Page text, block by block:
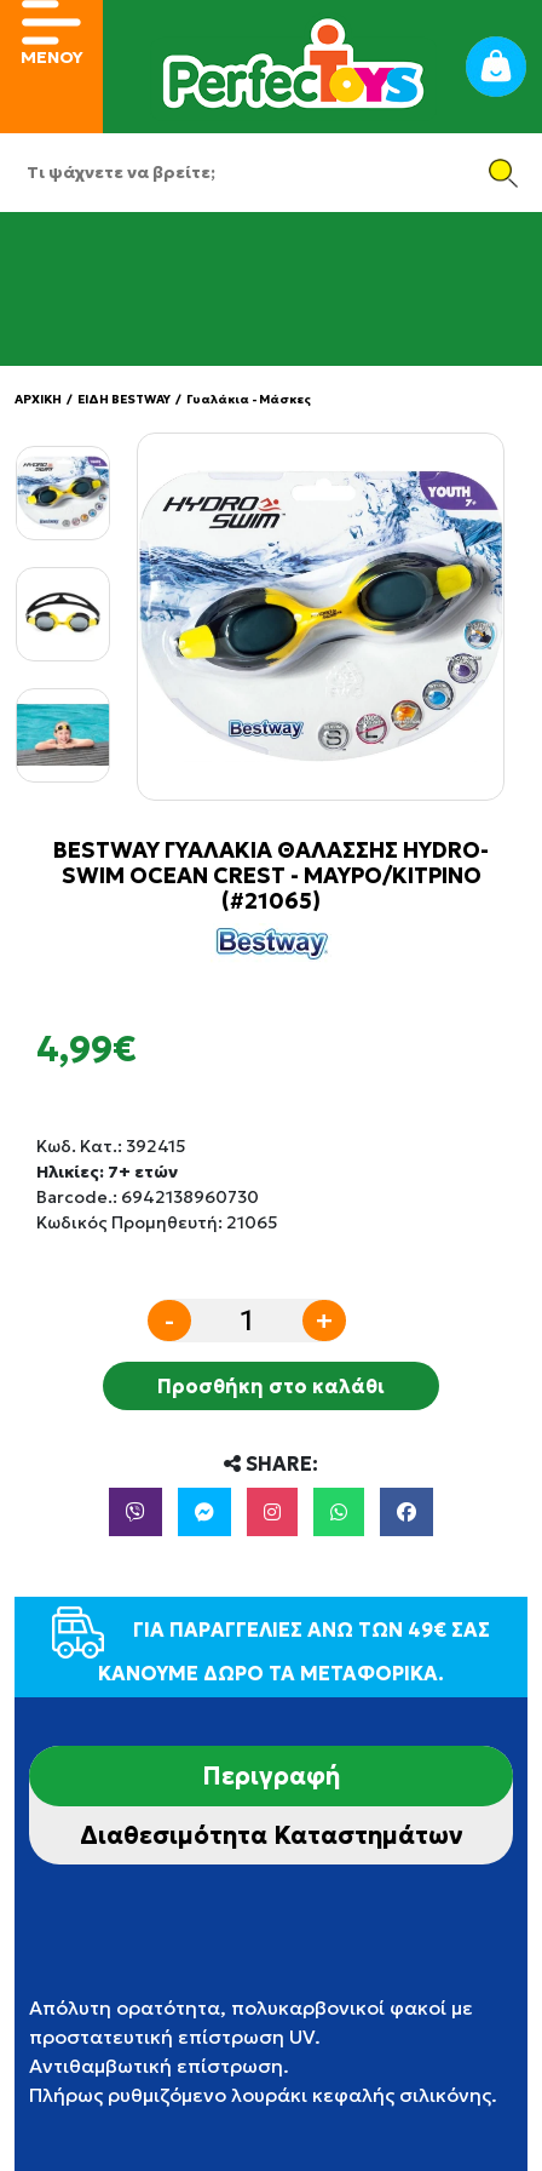
ΜΕΝΟΥ
ΑΡΧΙΚΗ / ΕΙΔΗ BESTWAY / Γυαλάκια - Μάσκες
BESTWAY ΓΥΑΛΑΚΙΑ ΘΑΛΑΣΣΗΣ HYDRO-
SWIM OCEAN CREST - ΜΑΥΡΟ/ΚΙΤΡΙΝΟ
(#21065)
4,99€
Κωδ. Κατ.: 392415
Ηλικίες: 7+ ετών
Barcode.: 6942138960730
Κωδικός Προμηθευτή: 21065
- +
Προσθήκη στο καλάθι
SHARE:
ΓΙΑ ΠΑΡΑΓΓΕΛΙΕΣ ΑΝΩ ΤΩΝ 49€ ΣΑΣ
ΚΑΝΟΥΜΕ ΔΩΡΟ ΤΑ ΜΕΤΑΦΟΡΙΚΑ.
Περιγραφή
Διαθεσιμότητα Καταστημάτων
Απόλυτη ορατότητα, πολυκαρβονικοί φακοί με
προστατευτική επίστρωση UV.
Αντιθαμβωτική επίστρωση.
Πλήρως ρυθμιζόμενο λουράκι κεφαλής σιλικόνης.